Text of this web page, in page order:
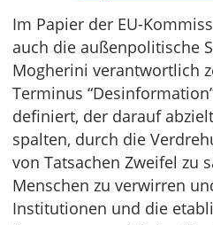
Im Papier der EU-
auch die außenpolitische
Mogherini verantwortlich
Terminus
definiert, der darauf
spalten, durch die
von Tatsachen Zweifel zu
Menschen zu verwirren
Institutionen und die